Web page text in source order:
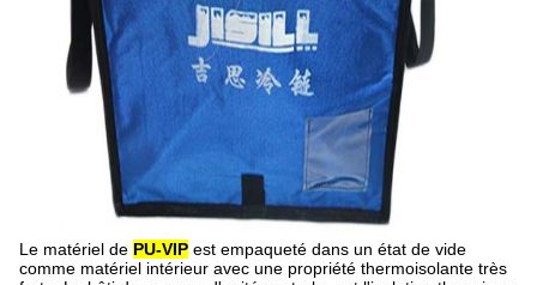
Le matériel de PU-VIP est empaqueté dans un état de vide
comme matériel intérieur avec une propriété thermoisolante très